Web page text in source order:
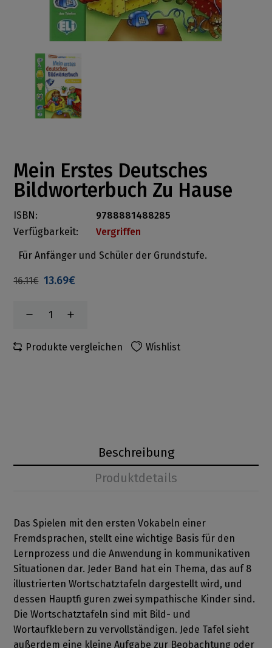
Mein Erstes Deutsches
Bildworterbuch Zu Hause
ISBN:
9788881488285
Verfügbarkeit:
Vergriffen
Für Anfänger und Schüler der Grundstufe.
16.11€ 13.69€
Produkte vergleichen Wishlist
Beschreibung
Produktdetails
Das Spielen mit den ersten Vokabeln einer
Fremdsprachen, stellt eine wichtige Basis für den
Lernprozess und die Anwendung in kommunikativen
Situationen dar. Jeder Band hat ein Thema, das auf 8
illustrierten Wortschatztafeln dargestellt wird, und
dessen Hauptfi guren zwei sympathische Kinder sind.
Die Wortschatztafeln sind mit Bild- und
Wortaufklebern zu vervollständigen. Jede Tafel sieht
außerdem eine kleine Aufgabe zur Beobachtung oder